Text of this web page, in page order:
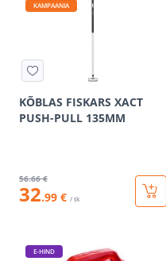
KAMPAANIA
KÕBLAS FISKARS XACT
PUSH-PULL 135MM
56.66 €
32.99 € / tk
E-HIND